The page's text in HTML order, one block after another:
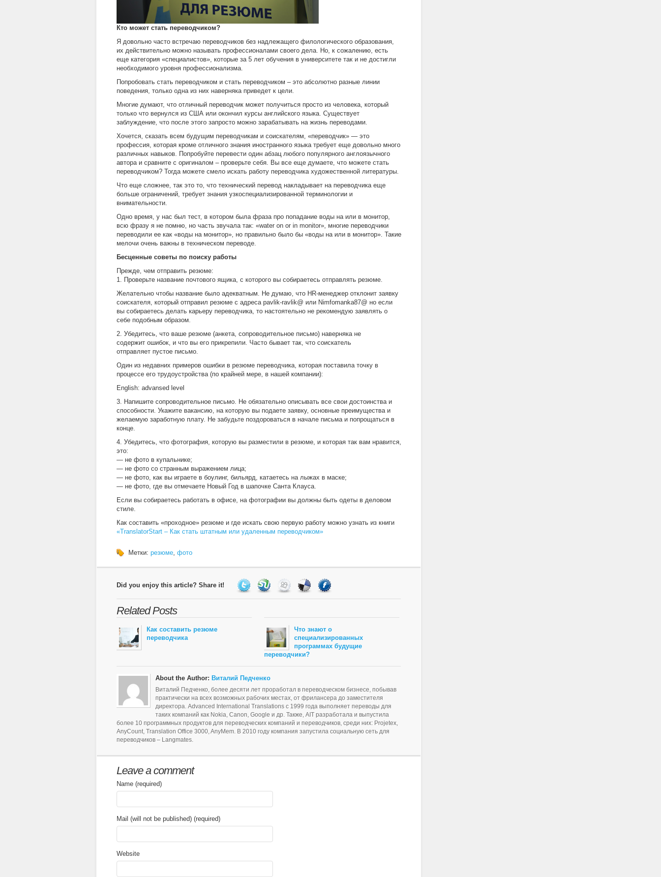
Кто может стать переводчиком?
Я довольно часто встречаю переводчиков без надлежащего филологического образования,
их действительно можно называть профессионалами своего дела. Но, к сожалению, есть
еще категория «специалистов», которые за 5 лет обучения в университете так и не достигли
необходимого уровня профессионализма.
Попробовать стать переводчиком и стать переводчиком – это абсолютно разные линии
поведения, только одна из них наверняка приведет к цели.
Многие думают, что отличный переводчик может получиться просто из человека, который
только что вернулся из США или окончил курсы английского языка. Существует
заблуждение, что после этого запросто можно зарабатывать на жизнь переводами.
Хочется, сказать всем будущим переводчикам и соискателям, «переводчик» — это
профессия, которая кроме отличного знания иностранного языка требует еще довольно много
различных навыков. Попробуйте перевести один абзац любого популярного англоязычного
автора и сравните с оригиналом – проверьте себя. Вы все еще думаете, что можете стать
переводчиком? Тогда можете смело искать работу переводчика художественной литературы.
Что еще сложнее, так это то, что технический перевод накладывает на переводчика еще
больше ограничений, требует знания узкоспециализированной терминологии и
внимательности.
Одно время, у нас был тест, в котором была фраза про попадание воды на или в монитор,
всю фразу я не помню, но часть звучала так: «water on or in monitor», многие переводчики
переводили ее как «воды на монитор», но правильно было бы «воды на или в монитор». Такие
мелочи очень важны в техническом переводе.
Бесценные советы по поиску работы
Прежде, чем отправить резюме:
1. Проверьте название почтового ящика, с которого вы собираетесь отправлять резюме.
Желательно чтобы название было адекватным. Не думаю, что HR-менеджер отклонит заявку
соискателя, который отправил резюме с адреса pavlik-ravlik@ или Nimfomanka87@ но если
вы собираетесь делать карьеру переводчика, то настоятельно не рекомендую заявлять о
себе подобным образом.
2. Убедитесь, что ваше резюме (анкета, сопроводительное письмо) наверняка не
содержит ошибок, и что вы его прикрепили. Часто бывает так, что соискатель
отправляет пустое письмо.
Один из недавних примеров ошибки в резюме переводчика, которая поставила точку в
процессе его трудоустройства (по крайней мере, в нашей компании):
English: advansed level
3. Напишите сопроводительное письмо. Не обязательно описывать все свои достоинства и
способности. Укажите вакансию, на которую вы подаете заявку, основные преимущества и
желаемую заработную плату. Не забудьте поздороваться в начале письма и попрощаться в
конце.
4. Убедитесь, что фотография, которую вы разместили в резюме, и которая так вам нравится,
это:
— не фото в купальнике;
— не фото со странным выражением лица;
— не фото, как вы играете в боулинг, бильярд, катаетесь на лыжах в маске;
— не фото, где вы отмечаете Новый Год в шапочке Санта Клауса.
Если вы собираетесь работать в офисе, на фотографии вы должны быть одеты в деловом
стиле.
Как составить «проходное» резюме и где искать свою первую работу можно узнать из книги
«TranslatorStart – Как стать штатным или удаленным переводчиком»
Метки: резюме, фото
Did you enjoy this article? Share it!
Related Posts
Как составить резюме
переводчика
Что знают о
специализированных
программах будущие
переводчики?
About the Author: Виталий Педченко
Виталий Педченко, более десяти лет проработал в переводческом бизнесе, побывав
практически на всех возможных рабочих местах, от фрилансера до заместителя
директора. Advanced International Translations c 1999 года выполняет переводы для
таких компаний как Nokia, Canon, Google и др. Также, AIT разработала и выпустила
более 10 программных продуктов для переводческих компаний и переводчиков, среди них: Projetex,
AnyCount, Translation Office 3000, AnyMem. В 2010 году компания запустила социальную сеть для
переводчиков – Langmates.
Leave a comment
Name (required)
Mail (will not be published) (required)
Website